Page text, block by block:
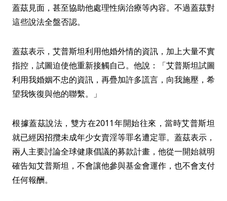
蓋茲見面，甚至協助他處理性病治療等內容。不過蓋茲對
這些說法全盤否認。
蓋茲表示，艾普斯坦利用他婚外情的資訊，加上大量不實
指控，試圖迫使他重新接觸自己。他說：「艾普斯坦試圖
利用我婚姻不忠的資訊，再疊加許多謊言，向我施壓，希
望我恢復與他的聯繫。」
根據蓋茲說法，雙方在2011年開始往來，當時艾普斯坦
就已經因招攬未成年少女賣淫等罪名遭定罪。蓋茲表示，
兩人主要討論全球健康倡議的募款計畫，他從一開始就明
確告知艾普斯坦，不會讓他參與基金會運作，也不會支付
任何報酬。